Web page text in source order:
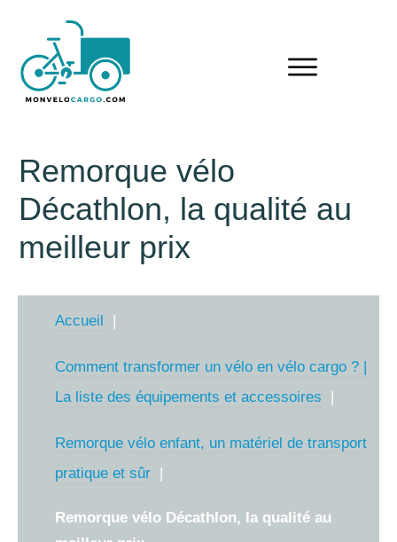
Remorque vélo
Décathlon, la qualité au
meilleur prix
Accueil
Comment transformer un vélo en vélo cargo ? |
La liste des équipements et accessoires
Remorque vélo enfant, un matériel de transport
pratique et sûr
Remorque vélo Décathlon, la qualité au